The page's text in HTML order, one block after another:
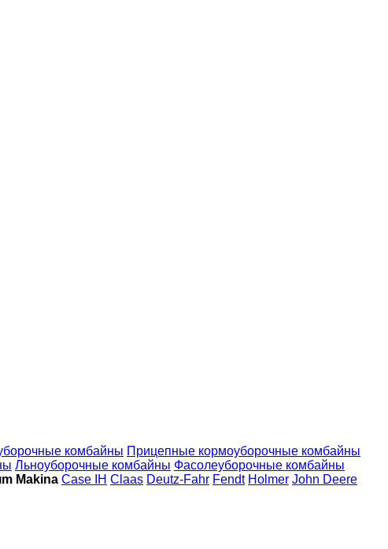
комбайны Прицепные кормоуборочные комбайны
Льноуборочные комбайны Фасолеуборочные комбайны
Makina Case IH Claas Deutz-Fahr Fendt Holmer John Deere